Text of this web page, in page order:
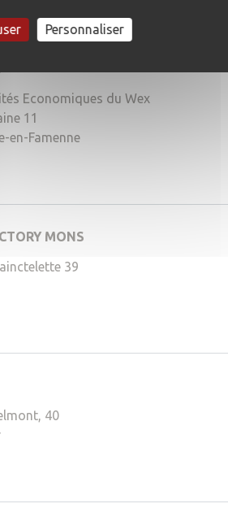
Economiques du Wex
11
en-Famenne
MONS
39
40
Personnaliser